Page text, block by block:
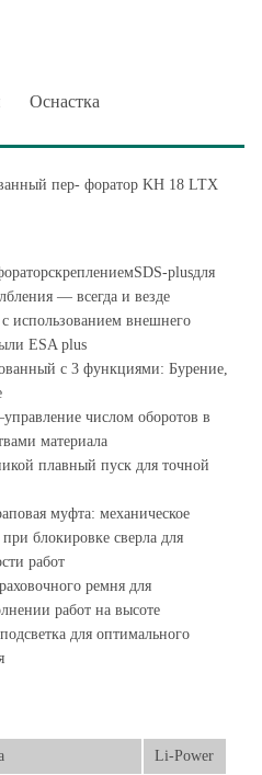
Оснастка
пер- форатор KH 18 LTX
plusдля
— всегда и везде
использованием внешнего
ESA plus
с 3 функциями: Бурение,
числом оборотов в
материала
плавный пуск для точной
муфта: механическое
блокировке сверла для
работ
ремня для
работ на высоте
для оптимального
Li-Power